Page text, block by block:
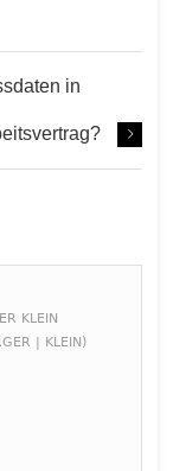
in
KLEIN
| KLEIN)